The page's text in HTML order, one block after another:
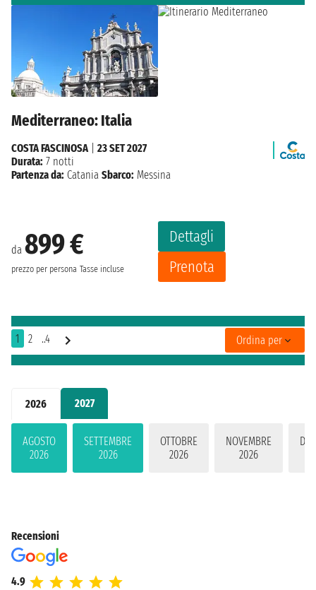
2026 2027
AGOSTO
2026
SETTEMBRE
2026
OTTOBRE
2026
NOVEMBRE
2026
Mediterraneo: Italia
da 899 €
prezzo per persona Tasse incluse
Dettagli
Prenota
COSTA FASCINOSA
23 SET 2027
Durata: 7 notti
Partenza da: Catania Sbarco: Messina
1 2 ..4 Ordina per
Recensioni
4.9